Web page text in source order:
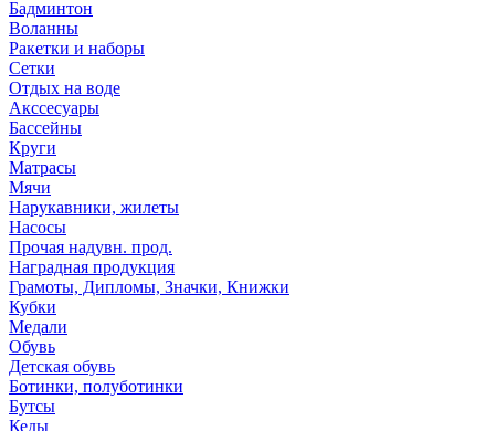
Бадминтон
Воланны
Ракетки и наборы
Сетки
Отдых на воде
Акссесуары
Бассейны
Круги
Матрасы
Мячи
Нарукавники, жилеты
Насосы
Прочая надувн. прод.
Наградная продукция
Грамоты, Дипломы, Значки, Книжки
Кубки
Медали
Обувь
Детская обувь
Ботинки, полуботинки
Бутсы
Кеды